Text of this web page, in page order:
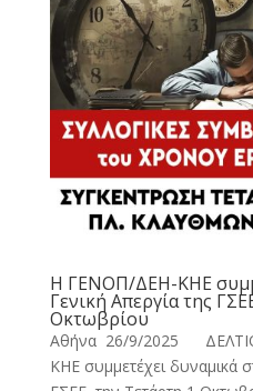
Η ΓΕΝΟΠ/ΔΕΗ-ΚΗΕ
Γενική Απεργία της
Οκτωβρίου
Αθήνα 26/9/2025
ΚΗΕ συμμετέχει δυναμικά